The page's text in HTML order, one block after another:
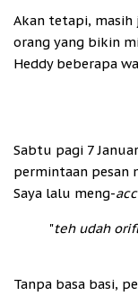
Akan tetapi, masih
orang yang bikin
Heddy beberapa
Sabtu pagi 7
permintaan pesan
Saya lalu meng-
"teh udah
Tanpa basa basi,